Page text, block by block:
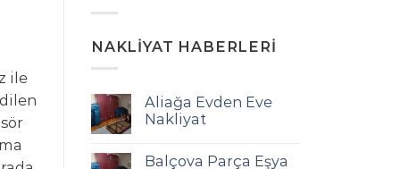
ile
NAKLIYAT HABERLERI
Aliağa Evden Eve
Nakliyat
Balçova Parça Eşya